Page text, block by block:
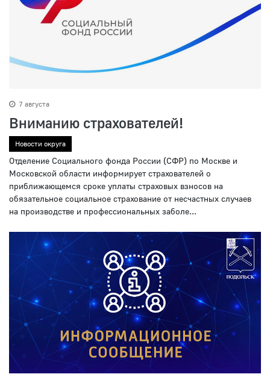
7 августа
Вниманию страхователей!
Новости округа
Отделение Социального фонда России (СФР) по Москве и
Московской области информирует страхователей о
приближающемся сроке уплаты страховых взносов на
обязательное социальное страхование от несчастных случаев
на производстве и профессиональных заболе...